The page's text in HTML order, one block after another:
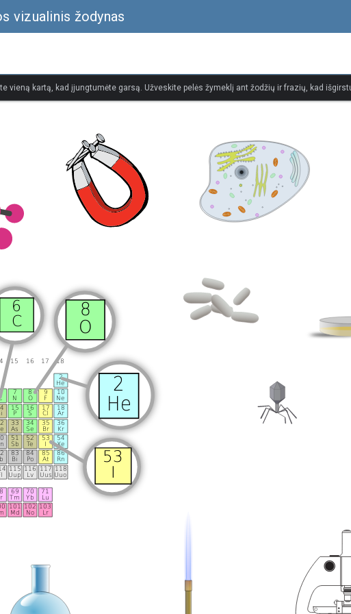
vizualinis žodynas
vieną kartą, kad įjungtumėte garsą. Užveskite pelės žymeklį ant žodžių ir frazių, kad